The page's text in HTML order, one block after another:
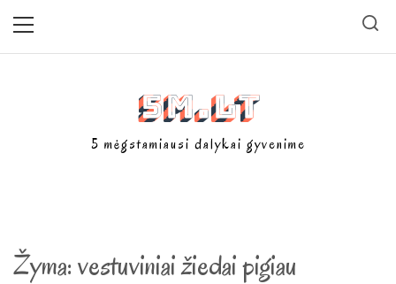
5m.lt
5 mėgstamiausi dalykai gyvenime
Žyma:vestuviniai žiedai pigiau